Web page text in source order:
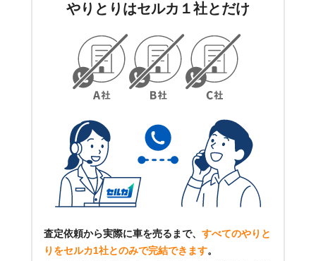
やりとりはセルカ１社とだけ
査定依頼から実際に車を売るまで、 すべてのやりと
りをセルカ1社とのみで完結できます。